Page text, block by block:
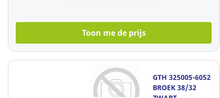
Toon me de prijs
GTH 325005-6052
BROEK 38/32